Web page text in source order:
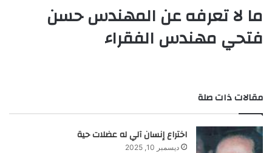
ما لا تعرفه عن المهندس حسن
فتحي مهندس الفقراء
مقالات ذات صلة
اختراع إنسان آلي له عضلات حية
ديسمبر 10, 2025